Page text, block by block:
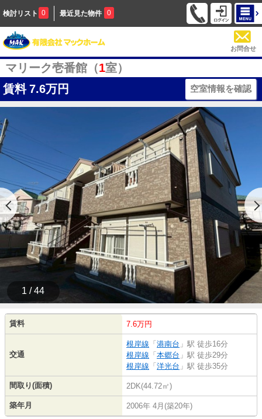
検討リスト 0 最近見た物件 0
お問合せ
マリーク壱番館（1室）
賃料 7.6万円 空室情報を確認
1 / 44
賃料 7.6万円
交通
根岸線 「 港南台 」駅 徒歩16分
根岸線 「 本郷台 」駅 徒歩29分
根岸線 「 洋光台 」駅 徒歩35分
間取り(面積) 2DK(44.72㎡)
築年月 2006年 4月(築20年)